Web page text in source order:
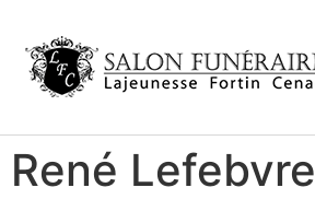
René Lefebvre